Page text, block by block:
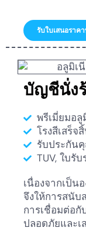
รับใบเสนอราค
บัญชีนั่ง
พรีเมี่ยมอ
โรงสีเสร็จ
รับประกัน
TUV, ใบรับ
เนื่องจากเป็
จึงให้การสนั
การเชื่อมต่อกั
ปลอดภัยและเ